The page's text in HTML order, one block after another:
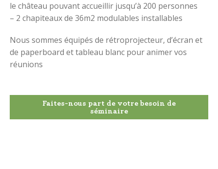
le château pouvant accueillir jusqu’à 200 personnes
– 2 chapiteaux de 36m2 modulables installables
Nous sommes équipés de rétroprojecteur, d’écran et
de paperboard et tableau blanc pour animer vos
réunions
Faites-nous part de votre besoin de
séminaire